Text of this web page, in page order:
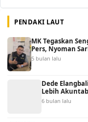
PENDAKI LAUT
MK Tegaskan
Pers, Nyoman
5 bulan lalu
Dede
Lebih
6 bulan lalu